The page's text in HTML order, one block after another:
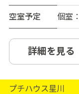
空室予定
個室
詳細を見る
プチハウス星川